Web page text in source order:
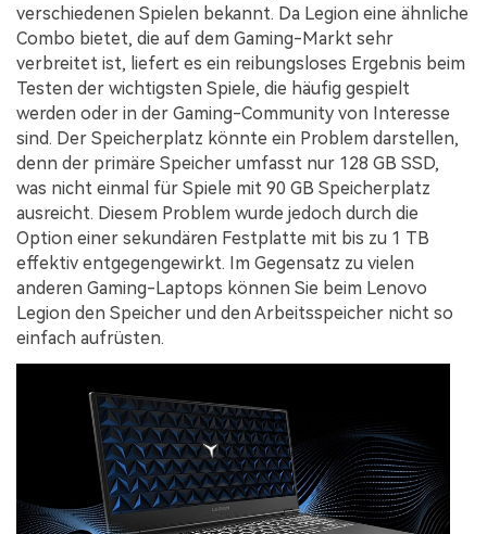
verschiedenen Spielen bekannt. Da Legion eine ähnliche
Combo bietet, die auf dem Gaming-Markt sehr
verbreitet ist, liefert es ein reibungsloses Ergebnis beim
Testen der wichtigsten Spiele, die häufig gespielt
werden oder in der Gaming-Community von Interesse
sind. Der Speicherplatz könnte ein Problem darstellen,
denn der primäre Speicher umfasst nur 128 GB SSD,
was nicht einmal für Spiele mit 90 GB Speicherplatz
ausreicht. Diesem Problem wurde jedoch durch die
Option einer sekundären Festplatte mit bis zu 1 TB
effektiv entgegengewirkt. Im Gegensatz zu vielen
anderen Gaming-Laptops können Sie beim Lenovo
Legion den Speicher und den Arbeitsspeicher nicht so
einfach aufrüsten.